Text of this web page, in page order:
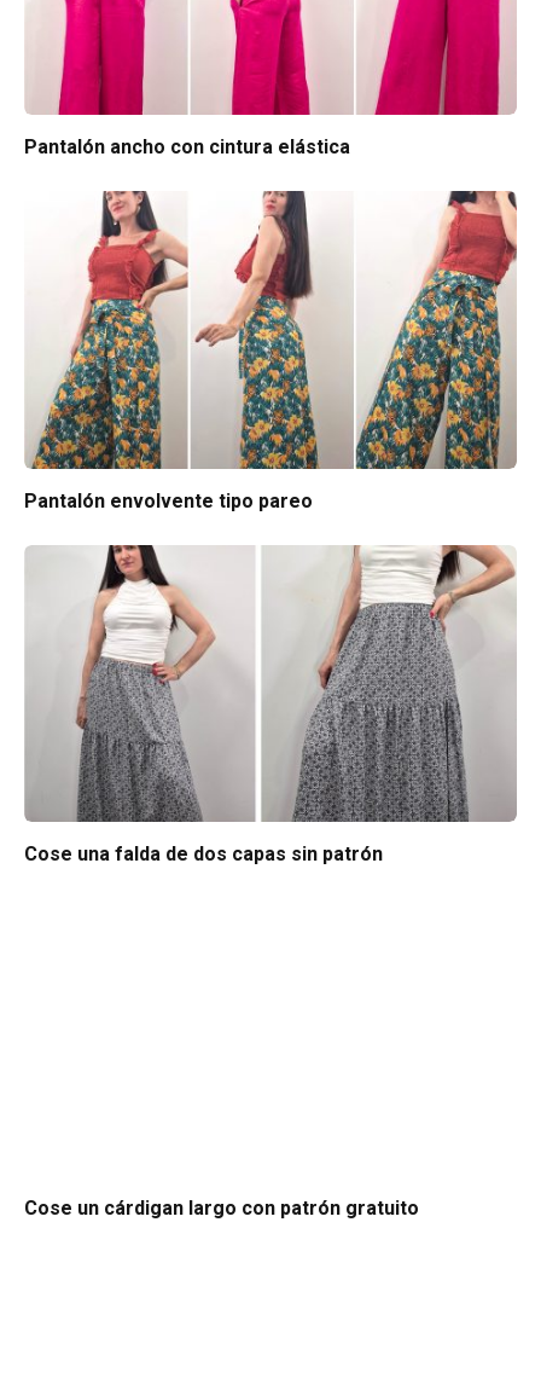
Pantalón ancho con cintura elástica
Pantalón envolvente tipo pareo
Cose una falda de dos capas sin patrón
Cose un cárdigan largo con patrón gratuito